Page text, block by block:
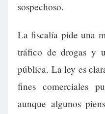
sospechoso.
La fiscalía pide una
tráfico de drogas y
pública. La ley es
fines comerciales
aunque algunos